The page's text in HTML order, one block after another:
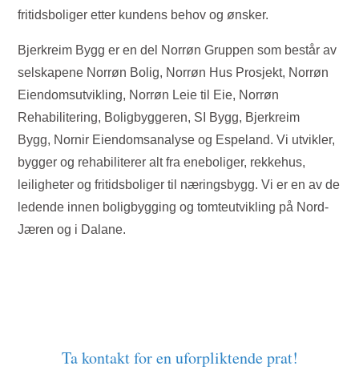
fritidsboliger etter kundens behov og ønsker.
Bjerkreim Bygg er en del Norrøn Gruppensom består av
selskapene Norrøn Bolig, Norrøn Hus Prosjekt, Norrøn
Eiendomsutvikling, Norrøn Leie til Eie, Norrøn
Rehabilitering, Boligbyggeren, SI Bygg, Bjerkreim
Bygg, Nornir Eiendomsanalyse og Espeland. Vi utvikler,
bygger og rehabiliterer alt fra eneboliger, rekkehus,
leiligheter og fritidsboliger til næringsbygg. Vi er en av de
ledende innen boligbygging og tomteutvikling på Nord-
Jæren og i Dalane.
Ta kontakt for en uforpliktende prat!